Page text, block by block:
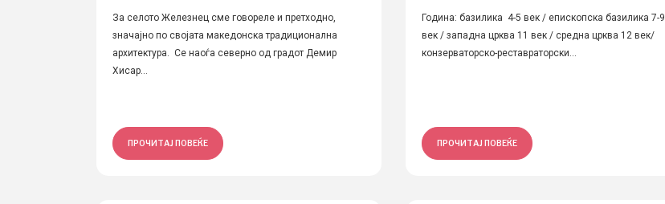
За селото Железнец сме говореле и претходно,
значајно по својата македонска традиционална
архитектура. Се наоѓа северно од градот Демир
Хисар...
ПРОЧИТАЈ ПОВЕЌЕ
Година: базилика 4-5 век / епископска базилика 7-9
век / западна црква 11 век / средна црква 12 век/
конзерваторско-реставраторски...
ПРОЧИТАЈ ПОВЕЌЕ